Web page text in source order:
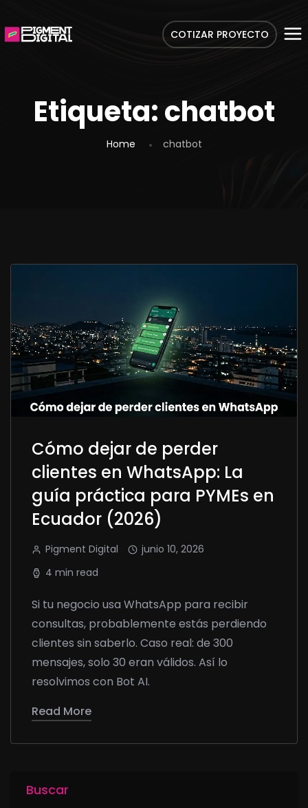
COTIZAR PROYECTO
Etiqueta:chatbot
Home chatbot
Cómo dejar de perder
clientes en WhatsApp: La
guía práctica para PYMEs en
Ecuador (2026)
Pigment Digital
junio 10, 2026
4 min read
Si tu negocio usa WhatsApp para recibir
consultas, probablemente estás perdiendo
clientes sin saberlo. Caso real: de 300
mensajes, solo 30 eran válidos. Así lo
resolvimos con Bot AI.
Read More
Buscar